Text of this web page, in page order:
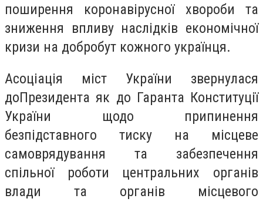
поширення коронавірусної хвороби та
зниження впливу наслідків економічної
кризи на добробут кожного українця.
Асоціація міст України звернулася
доПрезидента як до Гаранта Конституції
України щодо припинення
безпідставного тиску на місцеве
самоврядування та забезпечення
спільної роботи центральних органів
влади та органів місцевого